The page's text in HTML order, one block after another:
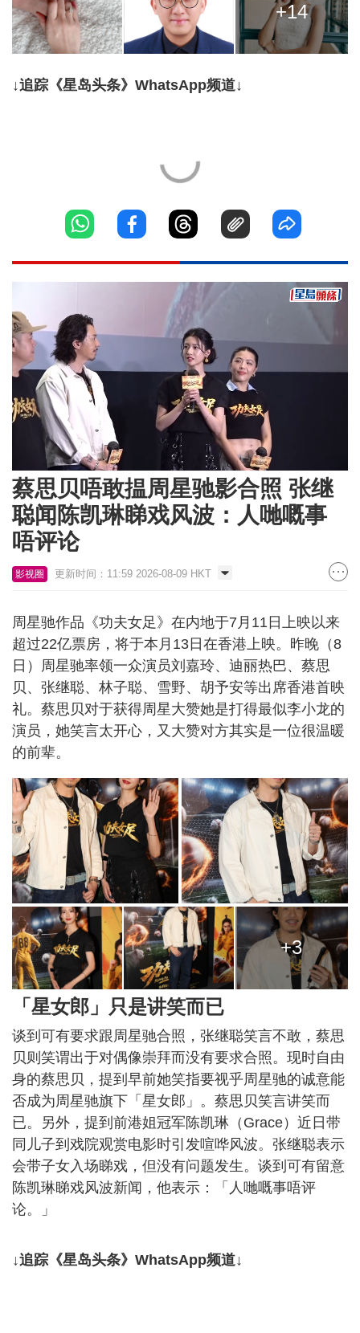
+14
↓追踪《星岛头条》WhatsApp频道↓
UnmuteLoaded:
8.30%
蔡思贝唔敢揾周星驰影合照 张继
聪闻陈凯琳睇戏风波：人哋嘅事
唔评论
影视圈 更新时间：11:59 2026-08-09 HKT
周星驰作品《功夫女足》在内地于7月11日上映以来
超过22亿票房，将于本月13日在香港上映。昨晚（8
日）周星驰率领一众演员刘嘉玲、迪丽热巴、蔡思
贝、张继聪、林子聪、雪野、胡予安等出席香港首映
礼。蔡思贝对于获得周星大赞她是打得最似李小龙的
演员，她笑言太开心，又大赞对方其实是一位很温暖
的前辈。
+3
「星女郎」只是讲笑而已
谈到可有要求跟周星驰合照，张继聪笑言不敢，蔡思
贝则笑谓出于对偶像崇拜而没有要求合照。现时自由
身的蔡思贝，提到早前她笑指要视乎周星驰的诚意能
否成为周星驰旗下「星女郎」。蔡思贝笑言讲笑而
已。另外，提到前港姐冠军陈凯琳（Grace）近日带
同儿子到戏院观赏电影时引发喧哗风波。张继聪表示
会带子女入场睇戏，但没有问题发生。谈到可有留意
陈凯琳睇戏风波新闻，他表示：「人哋嘅事唔评
论。」
↓追踪《星岛头条》WhatsApp频道↓